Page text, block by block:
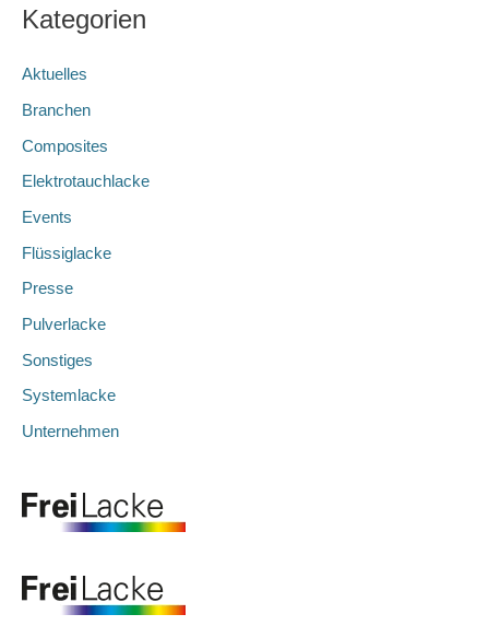
Kategorien
Aktuelles
Branchen
Composites
Elektrotauchlacke
Events
Flüssiglacke
Presse
Pulverlacke
Sonstiges
Systemlacke
Unternehmen